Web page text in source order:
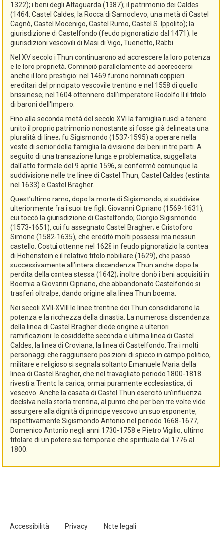
1322); i beni degli Altaguarda (1387); il patrimonio dei Caldes
(1464: Castel Caldes, la Rocca di Samoclevo, una metà di Castel
Cagnò, Castel Mocenigo, Castel Rumo, Castel S. Ippolito); la
giurisdizione di Castelfondo (feudo pignoratizio dal 1471); le
giurisdizioni vescovili di Masi di Vigo, Tuenetto, Rabbi.
Nel XV secolo i Thun continuarono ad accrescere la loro potenza
e le loro proprietà. Cominciò parallelamente ad accrescersi
anche il loro prestigio: nel 1469 furono nominati coppieri
ereditari del principato vescovile trentino e nel 1558 di quello
brissinese; nel 1604 ottennero dall’imperatore Rodolfo II il titolo
di baroni dell'Impero.
Fino alla seconda metà del secolo XVI la famiglia riuscì a tenere
unito il proprio patrimonio nonostante si fosse già delineata una
pluralità di linee; fu Sigismondo (1537-1595) a operare nella
veste di senior della famiglia la divisione dei beni in tre parti. A
seguito di una transazione lunga e problematica, suggellata
dall'atto formale del 9 aprile 1596, si confermò comunque la
suddivisione nelle tre linee di Castel Thun, Castel Caldes (estinta
nel 1633) e Castel Bragher.
Quest’ultimo ramo, dopo la morte di Sigismondo, si suddivise
ulteriormente fra i suoi tre figli: Giovanni Cipriano (1569-1631),
cui toccò la giurisdizione di Castelfondo; Giorgio Sigismondo
(1573-1651), cui fu assegnato Castel Bragher; e Cristoforo
Simone (1582-1635), che ereditò molti possessi ma nessun
castello. Costui ottenne nel 1628 in feudo pignoratizio la contea
di Hohenstein e il relativo titolo nobiliare (1629), che passò
successivamente all’intera discendenza Thun anche dopo la
perdita della contea stessa (1642); inoltre donò i beni acquisiti in
Boemia a Giovanni Cipriano, che abbandonato Castelfondo si
trasferì oltralpe, dando origine alla linea Thun boema.
Nei secoli XVII-XVIII le linee trentine dei Thun consolidarono la
potenza e la ricchezza della dinastia. La numerosa discendenza
della linea di Castel Bragher diede origine a ulteriori
ramificazioni: le cosiddette seconda e ultima linea di Castel
Caldes, la linea di Croviana, la linea di Castelfondo. Tra i molti
personaggi che raggiunsero posizioni di spicco in campo politico,
militare e religioso si segnala soltanto Emanuele Maria della
linea di Castel Bragher, che nel travagliato periodo 1800-1818
rivestì a Trento la carica, ormai puramente ecclesiastica, di
vescovo. Anche la casata di Castel Thun esercitò un’influenza
decisiva nella storia trentina, al punto che per ben tre volte vide
assurgere alla dignità di principe vescovo un suo esponente,
rispettivamente Sigismondo Antonio nel periodo 1668-1677,
Domenico Antonio negli anni 1730-1758 e Pietro Vigilio, ultimo
titolare di un potere sia temporale che spirituale dal 1776 al
1800.
Accessibilità Privacy Note legali